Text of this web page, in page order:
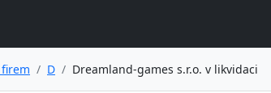
D Dreamland-games s.r.o. v likvidaci